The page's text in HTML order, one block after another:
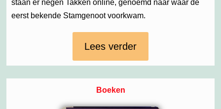
staan er negen Takken online, genoemd naar waar de
eerst bekende Stamgenoot voorkwam.
Lees verder
Boeken